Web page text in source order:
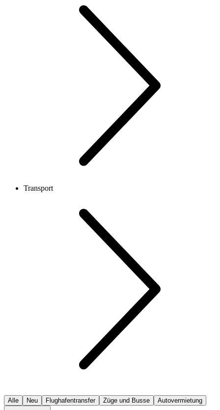
Transport
Alle Neu Flughafentransfer Züge und Busse Autovermietung